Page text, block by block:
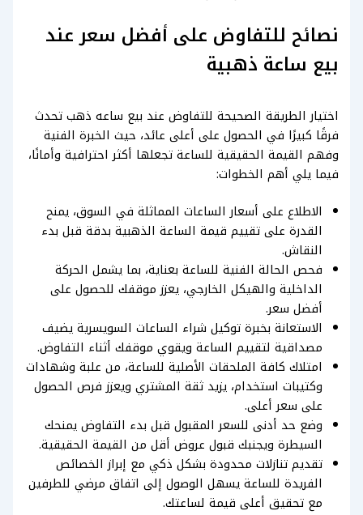
نصائح للتفاوض على أفضل سعر عند
بيع ساعة ذهبية
اختيار الطريقة الصحيحة للتفاوض عند بيع ساعه ذهب تحدث
فرقًا كبيرًا في الحصول على أعلى عائد، حيث الخبرة الفنية
وفهم القيمة الحقيقية للساعة تجعلها أكثر احترافية وأمانًا،
فيما يلي أهم الخطوات:
الاطلاع على أسعار الساعات المماثلة في السوق، يمنح
القدرة على تقييم قيمة الساعة الذهبية بدقة قبل بدء
النقاش.
فحص الحالة الفنية للساعة بعناية، بما يشمل الحركة
الداخلية والهيكل الخارجي، يعزز موقفك للحصول على
أفضل سعر.
الاستعانة بخبرة توكيل شراء الساعات السويسرية يضيف
مصداقية لتقييم الساعة ويقوي موقفك أثناء التفاوض.
امتلاك كافة الملحقات الأصلية للساعة، من علبة وشهادات
وكتيبات استخدام، يزيد ثقة المشتري ويعزز فرص الحصول
على سعر أعلى.
وضع حد أدنى للسعر المقبول قبل بدء التفاوض يمنحك
السيطرة ويجنبك قبول عروض أقل من القيمة الحقيقية.
تقديم تنازلات محدودة بشكل ذكي مع إبراز الخصائص
الفريدة للساعة يسهل الوصول إلى اتفاق مرضي للطرفين
مع تحقيق أعلى قيمة لساعتك.